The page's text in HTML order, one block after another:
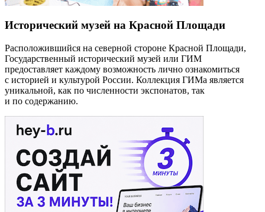
Исторический музей на Красной Площади
Расположившийся на северной стороне Красной Площади,
Государственный исторический музей или ГИМ
предоставляет каждому возможность лично ознакомиться
с историей и культурой России. Коллекция ГИМа является
уникальной, как по численности экспонатов, так
и по содержанию.